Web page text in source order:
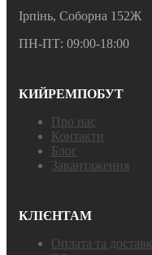
Ірпінь, Соборна 152Ж
ПН-ПТ: 09:00-18:00
КИЙРЕМПОБУТ
Про нас
Контакти
Блог
Завантаження
КЛІЄНТАМ
Оплата та